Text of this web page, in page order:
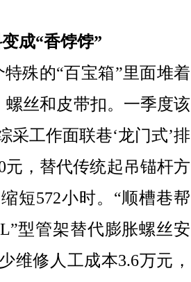
成“香饽饽”
殊的“百宝箱”里面堆着
丝和皮带扣。一季度该
采工作面联巷‘龙门式’排
元，替代传统起吊锚杆方
短572小时。“顺槽巷帮
型管架替代膨胀螺丝安
维修人工成本3.6万元，